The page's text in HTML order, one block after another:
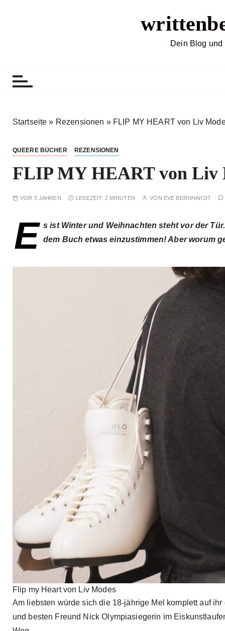
Dein Blog und
Startseite » Rezensionen » FLIP MY HEART von Liv
QUEERE BÜCHER REZENSIONEN
FLIP MY HEART von Liv
VOR 5 JAHREN LESEZEIT: 2 MINUTEN VON EVE BERNHARDT
E s ist Winter und Weihnachten steht vor der
dem Buch etwas einzustimmen! Aber worum
Flip my Heart von Liv Modes
Am liebsten würde sich die 18-jährige Mel komplett auf
und besten Freund Nick Olympiasiegerin im